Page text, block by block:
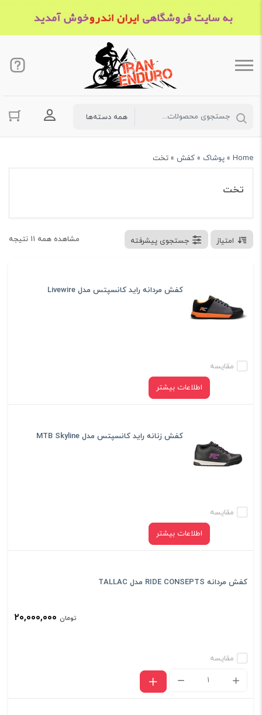
ورود به
Home
» پوشاک » کفش » تخت
تخت
مشاهده همه ۱۱ نتیجه امتیاز جستجوی پیشرفته
کفش مردانه راید کانسپتس مدل Livewire
مقایسه
اطلاعات بیشتر
کفش زنانه راید کانسپتس مدل MTB Skyline
مقایسه
اطلاعات بیشتر
کفش مردانه RIDE CONSEPTS مدل TALLAC
تومان
مقایسه